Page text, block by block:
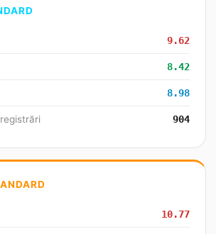
9.62
8.42
8.98
904
10.77